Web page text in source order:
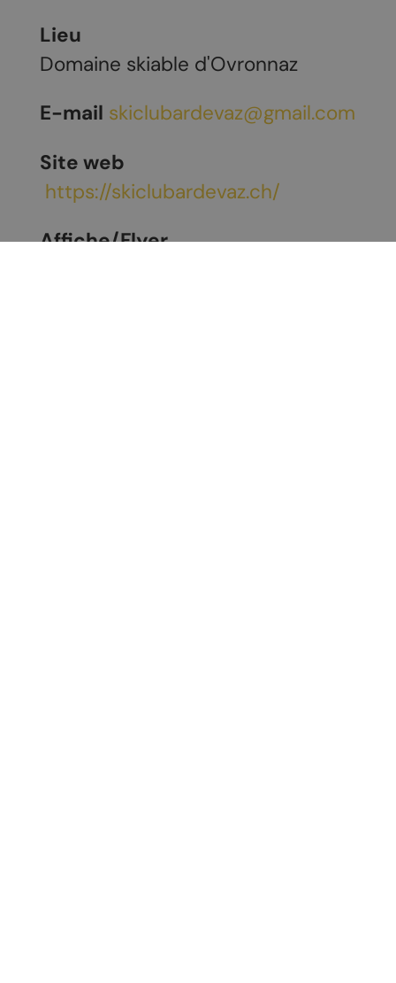
Lieu
Domaine skiable d'Ovronnaz
E-mail skiclubardevaz@gmail.com
Site web
https://skiclubardevaz.ch/
Affiche/Flyer